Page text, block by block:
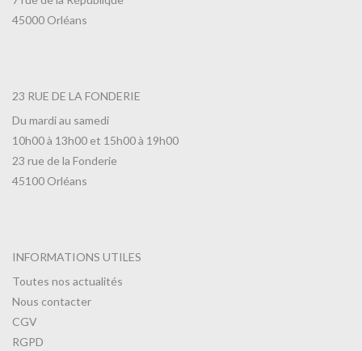
45000 Orléans
23 RUE DE LA FONDERIE
Du mardi au samedi
10h00 à 13h00 et 15h00 à 19h00
23 rue de la Fonderie
45100 Orléans
INFORMATIONS UTILES
Toutes nos actualités
Nous contacter
CGV
RGPD